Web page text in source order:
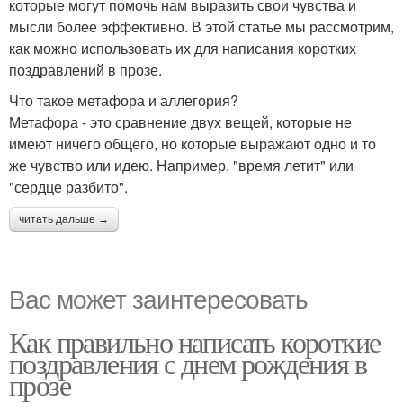
которые могут помочь нам выразить свои чувства и
мысли более эффективно. В этой статье мы рассмотрим,
как можно использовать их для написания коротких
поздравлений в прозе.
Что такое метафора и аллегория?
Метафора - это сравнение двух вещей, которые не
имеют ничего общего, но которые выражают одно и то
же чувство или идею. Например, "время летит" или
"сердце разбито".
читать дальше →
Вас может заинтересовать
Как правильно написать короткие
поздравления с днем рождения в
прозе